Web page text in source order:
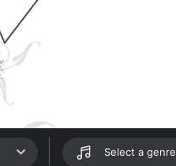
Select a genre